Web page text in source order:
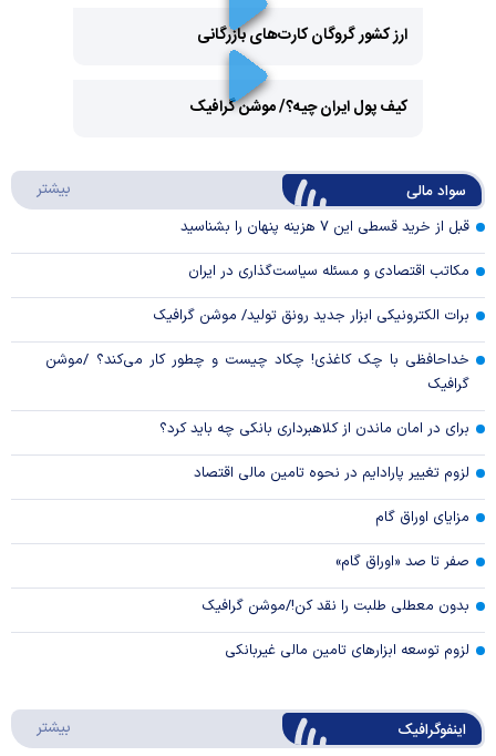
ارز کشور گروگان کارت‌های بازرگانی
Video
کیف پول ایران چیه؟/ موشن گرافیک
سواد مالی بیشتر
قبل از خرید قسطی این ۷ هزینه پنهان را بشناسید
مکاتب اقتصادی و مسئله سیاست‌گذاری در ایران
برات الکترونیکی ابزار جدید رونق تولید/ موشن گرافیک
خداحافظی با چک کاغذی! چکاد چیست و چطور کار می‌کند؟ /موشن
گرافیک
برای در امان ماندن از کلاهبرداری بانکی چه باید کرد؟
لزوم تغییر پارادایم در نحوه تامین مالی اقتصاد
مزایای اوراق گام
صفر تا صد «اوراق گام»
بدون معطلی طلبت را نقد کن!/موشن گرافیک
لزوم توسعه ابزارهای تامین مالی غیربانکی
اینفوگرافیک بیشتر